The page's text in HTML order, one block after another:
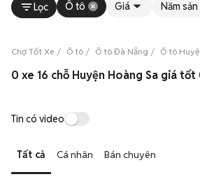
Lọc Ô tô Giá Năm
Chợ Tốt Xe Ô tô Ô tô Đà Nẵng Ô tô
0 xe 16 chỗ Huyện Hoàng Sa giá
Tin có video
Tất cả Cá nhân Bán chuyên